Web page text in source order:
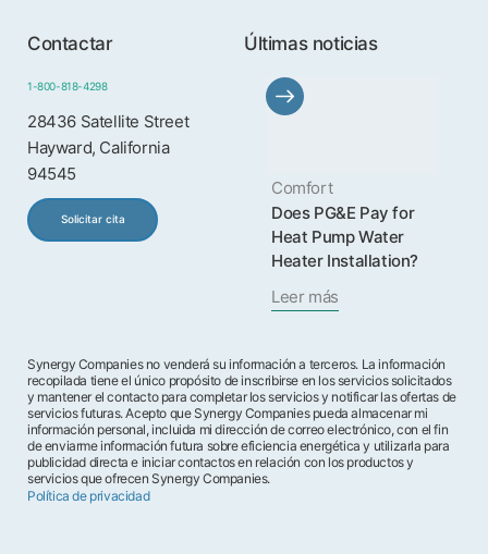
Contactar
1-800-818-4298
28436 Satellite Street
Hayward, California
94545
Solicitar cita
Últimas noticias
Comfort
Does PG&E Pay for
Heat Pump Water
Heater Installation?
Leer más
Synergy Companies no venderá su información a terceros. La información
recopilada tiene el único propósito de inscribirse en los servicios solicitados
y mantener el contacto para completar los servicios y notificar las ofertas de
servicios futuras. Acepto que Synergy Companies pueda almacenar mi
información personal, incluida mi dirección de correo electrónico, con el fin
de enviarme información futura sobre eficiencia energética y utilizarla para
publicidad directa e iniciar contactos en relación con los productos y
servicios que ofrecen Synergy Companies.
Política de privacidad